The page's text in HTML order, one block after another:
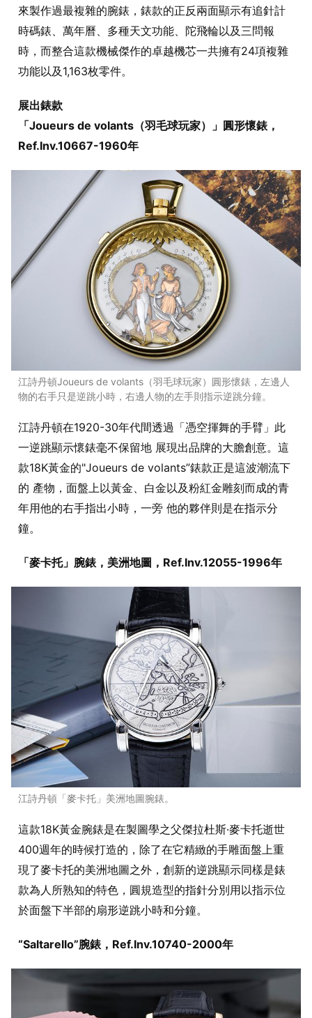
來製作過最複雜的腕錶，錶款的正反兩面顯示有追針計
時碼錶、萬年曆、多種天文功能、陀飛輪以及三問報
時，而整合這款機械傑作的卓越機芯一共擁有24項複雜
功能以及1,163枚零件。
展出錶款
「Joueurs de volants（羽毛球玩家）」圓形懷錶，
Ref.Inv.10667-1960年
江詩丹頓Joueurs de volants（羽毛球玩家）圓形懷錶，左邊人
物的右手只是逆跳小時，右邊人物的左手則指示逆跳分鐘。
江詩丹頓在1920-30年代間透過「憑空揮舞的手臂」此
一逆跳顯示懷錶毫不保留地 展現出品牌的大膽創意。這
款18K黃金的"Joueurs de volants”錶款正是這波潮流下
的 產物，面盤上以黃金、白金以及粉紅金雕刻而成的青
年用他的右手指出小時，一旁 他的夥伴則是在指示分
鐘。
「麥卡托」腕錶，美洲地圖，Ref.Inv.12055-1996年
江詩丹頓「麥卡托」美洲地圖腕錶。
這款18K黃金腕錶是在製圖學之父傑拉杜斯·麥卡托逝世
400週年的時候打造的，除了在它精緻的手雕面盤上重
現了麥卡托的美洲地圖之外，創新的逆跳顯示同樣是錶
款為人所熟知的特色，圓規造型的指針分別用以指示位
於面盤下半部的扇形逆跳小時和分鐘。
“Saltarello”腕錶，Ref.Inv.10740-2000年